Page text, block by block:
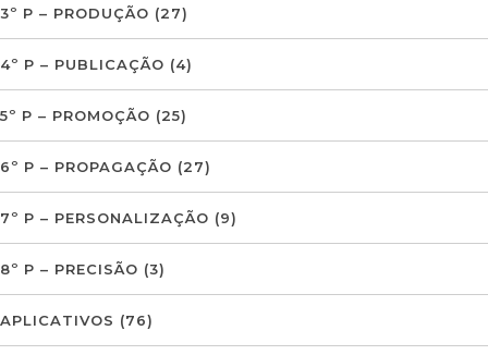
3º P – PRODUÇÃO (27)
4º P – PUBLICAÇÃO (4)
5º P – PROMOÇÃO (25)
6º P – PROPAGAÇÃO (27)
7º P – PERSONALIZAÇÃO (9)
8º P – PRECISÃO (3)
APLICATIVOS (76)